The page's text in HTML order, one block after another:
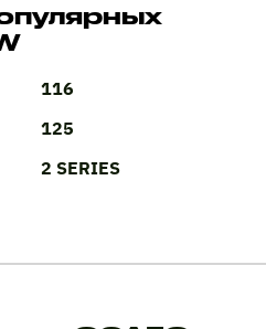
116
125
2 SERIES